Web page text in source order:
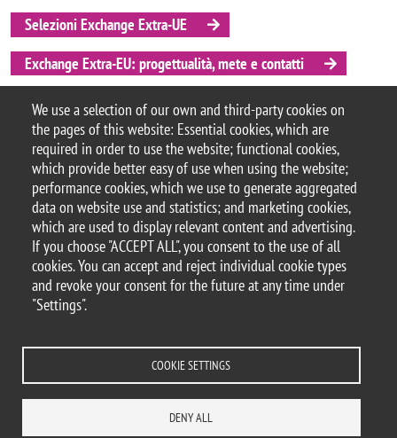
We use a selection of our own and third-party cookies on
the pages of this website: Essential cookies, which are
required in order to use the website; functional cookies,
which provide better easy of use when using the website;
performance cookies, which we use to generate aggregated
data on website use and statistics; and marketing cookies,
which are used to display relevant content and advertising.
If you choose "ACCEPT ALL", you consent to the use of all
cookies. You can accept and reject individual cookie types
and revoke your consent for the future at any time under
"Settings".
COOKIE SETTINGS
DENY ALL
Selezioni Exchange Extra-UE
Exchange Extra-EU: progettualità, mete e contatti
Incontro di presentazione dei Programmi Exchange
Extra-EU - Registrazione del 10/12/2025
Testimonianze degli studenti
© 2025 University of Milano-Bicocca
Piazza dell'Ateneo Nuovo, 1 - 20126, Milan
PEC address: ateneo.bicocca@pec.unimib.it
P.I. 12621570154 |
Privacy and cookies policy Trasparency
Accessibility Statistiche di accesso Change your mind on cookies